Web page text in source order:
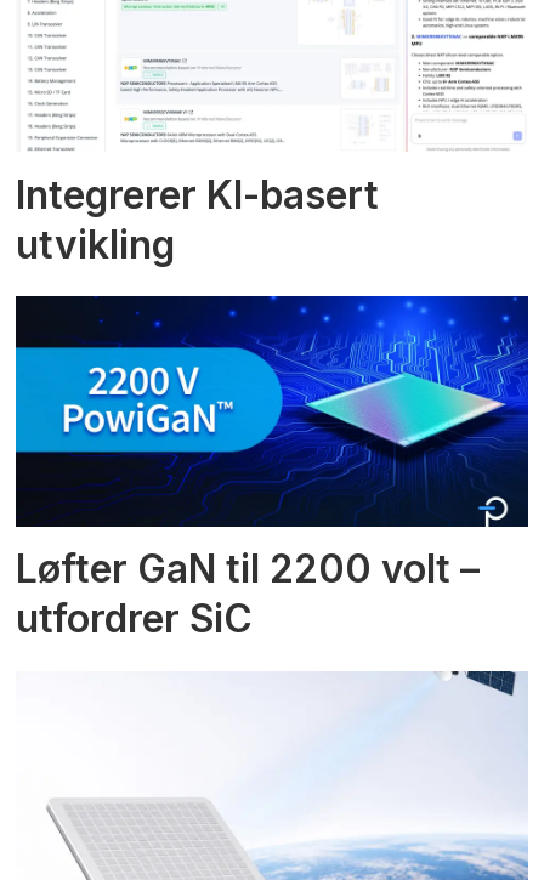
Integrerer KI-basert
utvikling
Løfter GaN til 2200 volt –
utfordrer SiC